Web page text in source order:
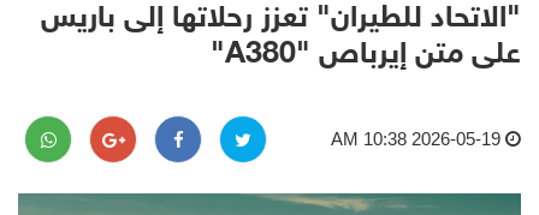
"الاتحاد للطيران" تعزز رحلاتها إلى باريس
على متن إيرباص "A380"
2026-05-19 10:38 AM